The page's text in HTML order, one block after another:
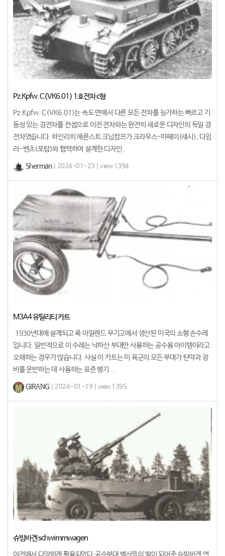
Pz.Kpfw. C(VK6.01) 1호전차 c형
Pz.Kpfw. C(VK6.01)는 속도 면에서 다른 모든 전차를 능가하는 빠르고 기
동성 있는 경전차를 컨셉으로 이전 전차와는 완전히 새로운 디자인의 독일 경
전차였습니다. 하인리히 에른스트 크닙캄프가 크라우스-마페이(섀시), 다임
러-벤츠(포탑)와 협력하여 설계한 디자인..
Sherman| 2024-01-23 | view 1394
M3A4 유틸리티 카트
1930년대에 설계되고 록 아일랜드 무기고에서 생산된 미국의 소형 손수레
입니다. 일반적으로 이 수레는 낙하산 부대만 사용하는 공수용 아이템이라고
오해하는 경우가 많습니다. 사실 이 카트는 미 육군의 모든 부대가 탄약과 장
비를 운반하는 데 사용하는 표준 병기 ..
GIRANG | 2024-01-19 | view 1395
슈빔바겐 schwimmwagen
야전에서 다양하게 활용되었다.공수부대 병사들의 발이 되어준 슈빔바겐.연